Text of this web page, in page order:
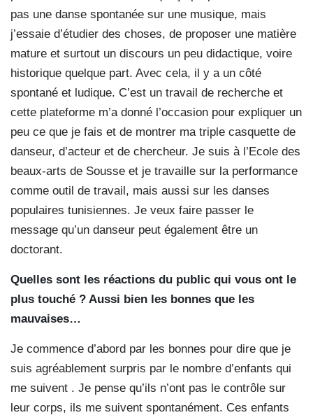
pas une danse spontanée sur une musique, mais
j’essaie d’étudier des choses, de proposer une matière
mature et surtout un discours un peu didactique, voire
historique quelque part. Avec cela, il y a un côté
spontané et ludique. C’est un travail de recherche et
cette plateforme m’a donné l’occasion pour expliquer un
peu ce que je fais et de montrer ma triple casquette de
danseur, d’acteur et de chercheur. Je suis à l’Ecole des
beaux-arts de Sousse et je travaille sur la performance
comme outil de travail, mais aussi sur les danses
populaires tunisiennes. Je veux faire passer le
message qu’un danseur peut également être un
doctorant.
Quelles sont les réactions du public qui vous ont le
plus touché ? Aussi bien les bonnes que les
mauvaises…
Je commence d’abord par les bonnes pour dire que je
suis agréablement surpris par le nombre d’enfants qui
me suivent . Je pense qu’ils n’ont pas le contrôle sur
leur corps, ils me suivent spontanément. Ces enfants